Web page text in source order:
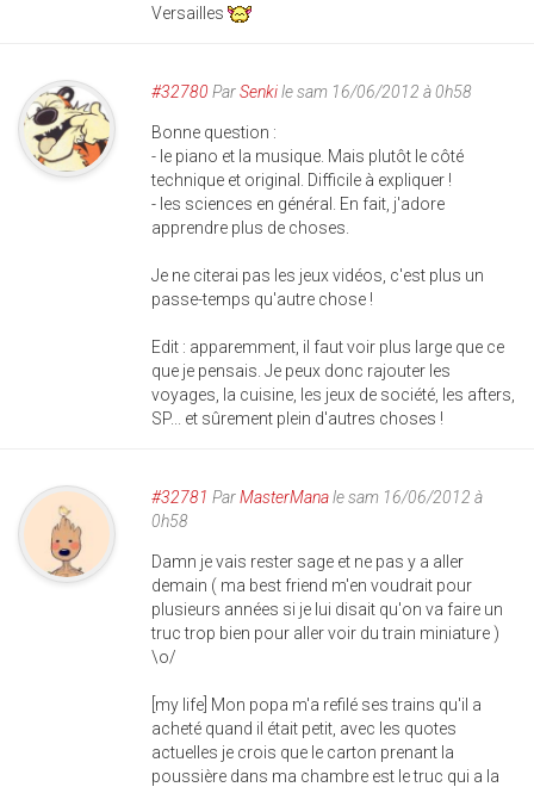
Versailles
#32780 ParSenkile sam 16/06/2012 à 0h58
Bonne question :
- le piano et la musique. Mais plutôt le côté
technique et original. Difficile à expliquer !
- les sciences en général. En fait, j'adore
apprendre plus de choses.
Je ne citerai pas les jeux vidéos, c'est plus un
passe-temps qu'autre chose !
Edit : apparemment, il faut voir plus large que ce
que je pensais. Je peux donc rajouter les
voyages, la cuisine, les jeux de société, les afters,
SP... et sûrement plein d'autres choses !
#32781 ParMasterManale sam 16/06/2012 à
0h58
Damn je vais rester sage et ne pas y a aller
demain ( ma best friend m'en voudrait pour
plusieurs années si je lui disait qu'on va faire un
truc trop bien pour aller voir du train miniature )
\o/
[my life] Mon popa m'a refilé ses trains qu'il a
acheté quand il était petit, avec les quotes
actuelles je crois que le carton prenant la
poussière dans ma chambre est le truc qui a la